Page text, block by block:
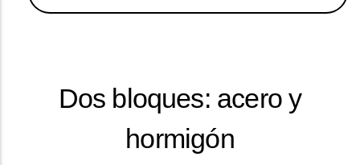
Dos bloques: acero y
hormigón